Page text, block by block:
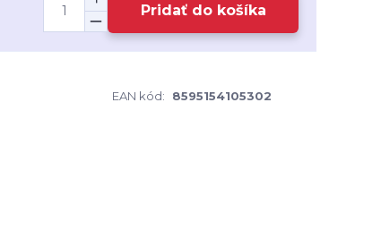
Pridať do košíka
EAN kód:
8595154105302